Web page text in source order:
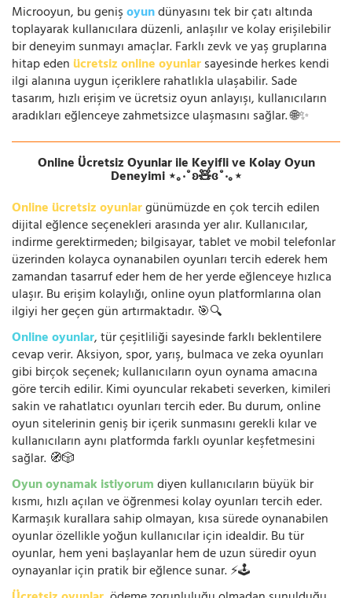
Microoyun, bu genişoyundünyasını tek bir çatı altında
toplayarak kullanıcılara düzenli, anlaşılır ve kolay erişilebilir
bir deneyim sunmayı amaçlar. Farklı zevk ve yaş gruplarına
hitap eden ücretsiz online oyunlarsayesinde herkes kendi
ilgi alanına uygun içeriklere rahatlıkla ulaşabilir. Sade
tasarım, hızlı erişim ve ücretsiz oyun anlayışı, kullanıcıların
aradıkları eğlenceye zahmetsizce ulaşmasını sağlar. 🌐✨
Online Ücretsiz Oyunlar ile Keyifli ve Kolay Oyun
Deneyimi ⋆｡‧˚ʚ🧸ɞ˚‧｡⋆
Online ücretsiz oyunlargünümüzde en çok tercih edilen
dijital eğlence seçenekleri arasında yer alır. Kullanıcılar,
indirme gerektirmeden; bilgisayar, tablet ve mobil telefonlar
üzerinden kolayca oynanabilen oyunları tercih ederek hem
zamandan tasarruf eder hem de her yerde eğlenceye hızlıca
ulaşır. Bu erişim kolaylığı, online oyun platformlarına olan
ilgiyi her geçen gün artırmaktadır. 🎯🔍
Online oyunlar, tür çeşitliliği sayesinde farklı beklentilere
cevap verir. Aksiyon, spor, yarış, bulmaca ve zeka oyunları
gibi birçok seçenek; kullanıcıların oyun oynama amacına
göre tercih edilir. Kimi oyuncular rekabeti severken, kimileri
sakin ve rahatlatıcı oyunları tercih eder. Bu durum, online
oyun sitelerinin geniş bir içerik sunmasını gerekli kılar ve
kullanıcıların aynı platformda farklı oyunlar keşfetmesini
sağlar. 🧭🎲
Oyun oynamak istiyorumdiyen kullanıcıların büyük bir
kısmı, hızlı açılan ve öğrenmesi kolay oyunları tercih eder.
Karmaşık kurallara sahip olmayan, kısa sürede oynanabilen
oyunlar özellikle yoğun kullanıcılar için idealdir. Bu tür
oyunlar, hem yeni başlayanlar hem de uzun süredir oyun
oynayanlar için pratik bir eğlence sunar. ⚡🕹️